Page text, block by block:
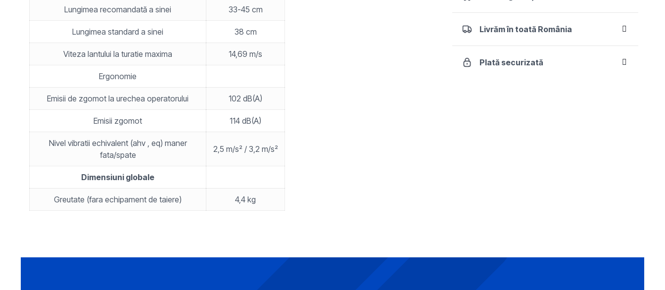
Lungimea recomandată a sinei 33-45 cm
Lungimea standard a sinei 38 cm
Viteza lantului la turatie maxima 14,69 m/s
Ergonomie
Emisii de zgomot la urechea operatorului 102 dB(A)
Emisii zgomot 114 dB(A)
Nivel vibratii echivalent (ahv , eq) maner
fata/spate
2,5 m/s² / 3,2 m/s²
Dimensiuni globale
Greutate (fara echipament de taiere) 4,4 kg
Livrăm în toată România
Plată securizată